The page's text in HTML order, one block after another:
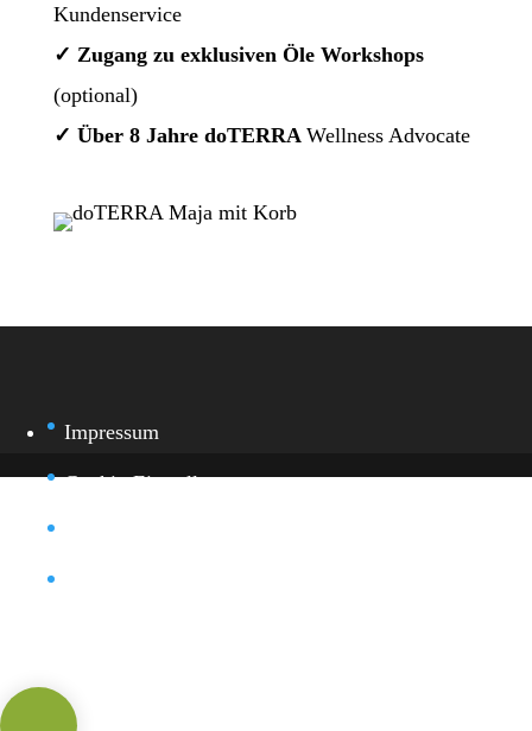
Kundenservice
✓ Zugang zu exklusiven Öle Workshops
(optional)
✓ Über 8 Jahre doTERRA Wellness Advocate
Impressum
Cookie-Einstellung